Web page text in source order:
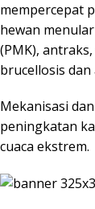
mempercepat
hewan
(PMK),
brucellosis dan
Mekanisasi
peningkatan
cuaca ekstrem.